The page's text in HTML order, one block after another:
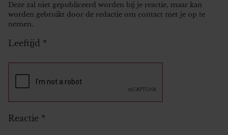
Deze zal niet gepubliceerd worden bij je reactie, maar kan
worden gebruikt door de redactie om contact met je op te
nemen.
Leeftijd *
Reactie *